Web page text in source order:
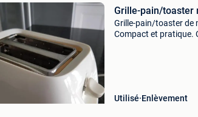
Grille-pain/toaster
Grille-pain/toaster de
Compact et pratique.
Utilisé Enlèvement